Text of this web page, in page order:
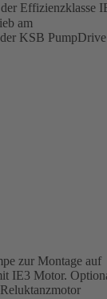
der Effizienzklasse
am
KSB
zur Montage auf
IE3 Motor.